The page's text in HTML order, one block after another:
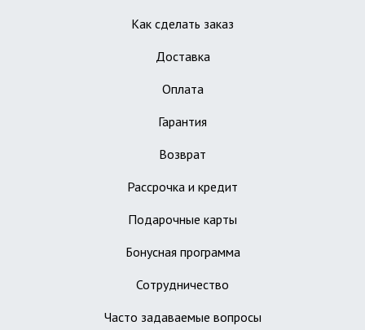
Как сделать заказ
Доставка
Оплата
Гарантия
Возврат
Рассрочка и кредит
Подарочные карты
Бонусная программа
Сотрудничество
Часто задаваемые вопросы